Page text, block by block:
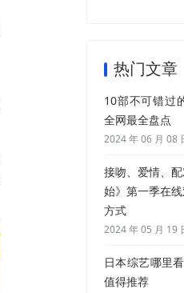
热门文章
10部不可错过
全网最全盘点
2024 年 06 月 08
接吻、爱情、
始》第一季在
方式
2024 年 05 月 19
日本综艺哪里
值得推荐